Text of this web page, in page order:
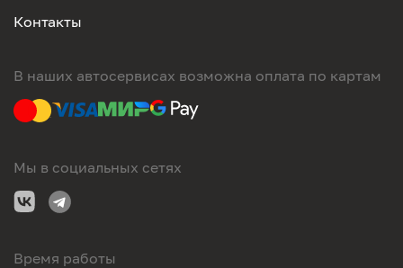
Контакты
В наших автосервисах возможна оплата по картам
Мы в социальных сетях
Время работы